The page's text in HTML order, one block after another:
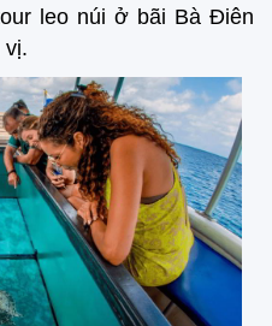
leo núi ở bãi Bà Điên
vị.